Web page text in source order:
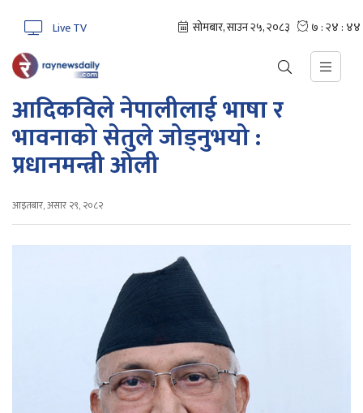
Live TV
आदिकविले नेपालीलाई भाषा र
भावनाको सेतुले जोड्नुभयो :
प्रधानमन्त्री ओली
आइतबार, असार २९, २०८२